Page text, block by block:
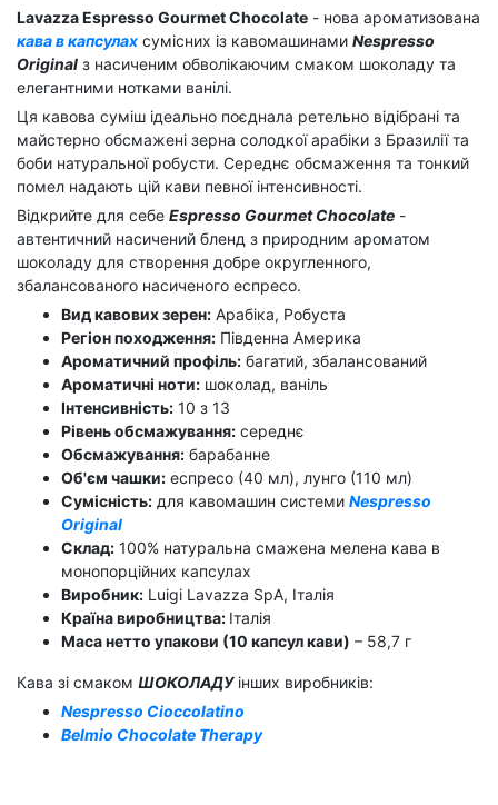
Lavazza Espresso Gourmet Chocolate - нова ароматизована
кава в капсулах сумісних із кавомашинами Nespresso
Original з насиченим обволікаючим смаком шоколаду та
елегантними нотками ванілі.
Ця кавова суміш ідеально поєднала ретельно відібрані та
майстерно обсмажені зерна солодкої арабіки з Бразилії та
боби натуральної робусти. Середнє обсмаження та тонкий
помел надають цій кави певної інтенсивності.
Відкрийте для себе Espresso Gourmet Chocolate -
автентичний насичений бленд з природним ароматом
шоколаду для створення добре округленного,
збалансованого насиченого еспресо.
Вид кавових зерен: Арабіка, Робуста
Регіон походження: Південна Америка
Ароматичний профіль: багатий, збалансований
Ароматичні ноти: шоколад, ваніль
Інтенсивність: 10 з 13
Рівень обсмажування: середнє
Обсмажування: барабанне
Об'єм чашки: еспресо (40 мл), лунго (110 мл)
Сумісність: для кавомашин системи Nespresso
Original
Склад: 100% натуральна смажена мелена кава в
монопорційних капсулах
Виробник: Luigi Lavazza SpA, Італія
Країна виробництва: Італія
Маса нетто упакови (10 капсул кави) – 58,7 г
Кава зі смаком ШОКОЛАДУінших виробників:
Nespresso Cioccolatino
Belmio Chocolate Therapy